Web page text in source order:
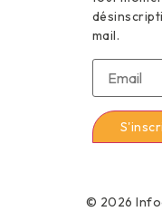
mail.
© 2026